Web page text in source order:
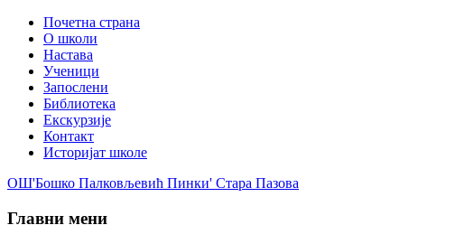
Почетна страна
О школи
Настава
Ученици
Запослени
Библиотека
Екскурзије
Контакт
Историјат школе
ОШ'Бошко Палковљевић Пинки' Стара Пазова
Главни мени